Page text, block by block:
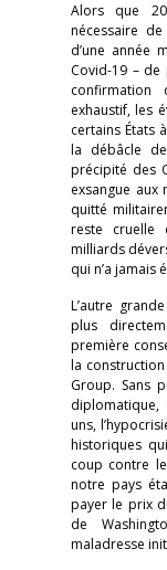
Alors que
nécessaire
d’une année
Covid-19 –
confirmation
exhaustif, les
certains États
la débâcle
précipité des
exsangue aux
quitté
reste cruelle
milliards
qui n’a jamais
L’autre
plus
première
la construction
Group. Sans
uns,
historiques
coup contre
notre pays
payer le prix
de
maladresse